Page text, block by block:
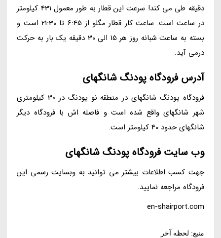
دقیقه طی می کند! سرعت این قطار به طور معمول 431 کیلومتر
در ساعت است. ساعت کار قطار مگلو از 6:45 تا 21:30 است و
بسته به ساعت شبانه روز هر 15 الی 30 دقیقه یک بار به حرکت
درمی آید.
آدرس فرودگاه پودنگ شانگهای
فرودگاه پودنگ شانگهای در منطقه نو پودنگ در 30 کیلومتری
شهر شانگهای واقع شده است و فاصله اش با فرودگاه دیگر
شانگهای حدود 40 کیلومتر است.
وب سایت فرودگاه پودنگ شانگهای
جهت کسب اطلاعات بیشتر می توانید به وبسایت رسمی این
فرودگاه مراجعه نمایید.
en-shairport.com
منبع: لحظه آخر